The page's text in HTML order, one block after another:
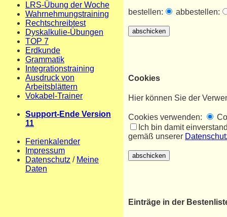
LRS-Übung der Woche
Wahrnehmungstraining
Rechtschreibtest
Dyskalkulie-Übungen
TOP 7
Erdkunde
Grammatik
Integrationstraining
Ausdruck von
Arbeitsblättern
Vokabel-Trainer
Support-Ende Version
11
Ferienkalender
Impressum
Datenschutz / Meine
Daten
bestellen: abbestellen:
Cookies
Hier können Sie der
Cookies verwenden:
Ich bin damit
gemäß unserer
Einträge in der